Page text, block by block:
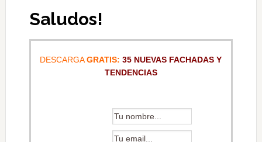
Saludos!
DESCARGAGRATIS: 35 NUEVAS FACHADAS Y
TENDENCIAS